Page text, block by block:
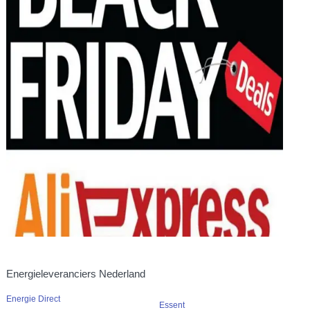
Energieleveranciers Nederland
Energie Direct
Essent